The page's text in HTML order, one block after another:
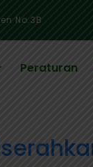
No.3B
Peraturan